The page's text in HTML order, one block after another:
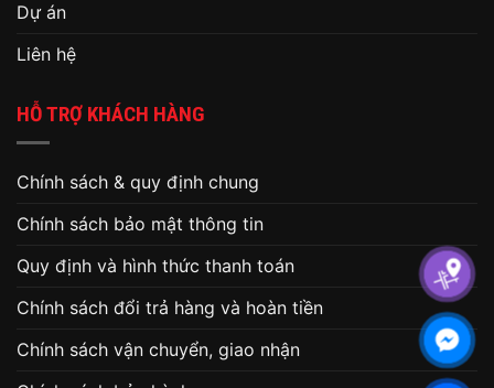
Dự án
Liên hệ
HỖ TRỢ KHÁCH HÀNG
Chính sách & quy định chung
Chính sách bảo mật thông tin
Quy định và hình thức thanh toán
Chính sách đổi trả hàng và hoàn tiền
Chính sách vận chuyển, giao nhận